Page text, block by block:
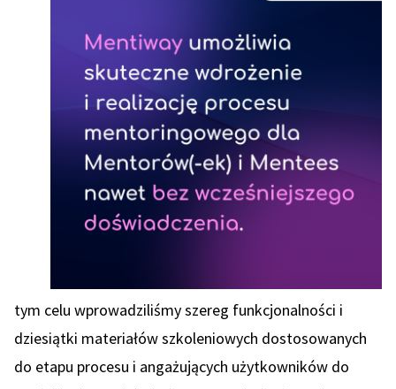
tym celu wprowadziliśmy szereg funkcjonalności i
dziesiątki materiałów szkoleniowych dostosowanych
do etapu procesu i angażujących użytkowników do